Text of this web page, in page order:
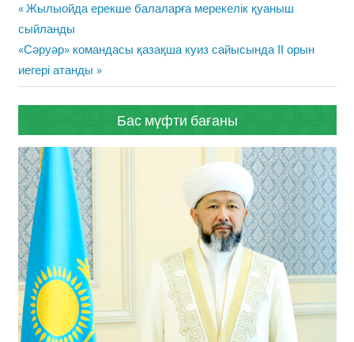
Жазба
навигациясы
Previous
Post:
Жылыойда ерекше балаларға мерекелік қуаныш
сыйланды
Next
Post:
«Сәруәр» командасы қазақша куиз сайысында ІІ орын
иегері атанды
Бас мүфти бағаны